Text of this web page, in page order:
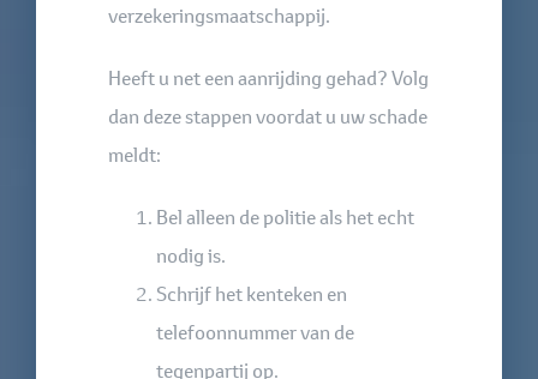
verzekeringsmaatschappij.
Heeft u net een aanrijding gehad? Volg
dan deze stappen voordat u uw schade
meldt:
Bel alleen de politie als het echt
nodig is.
Schrijf het kenteken en
telefoonnummer van de
tegenpartij op.